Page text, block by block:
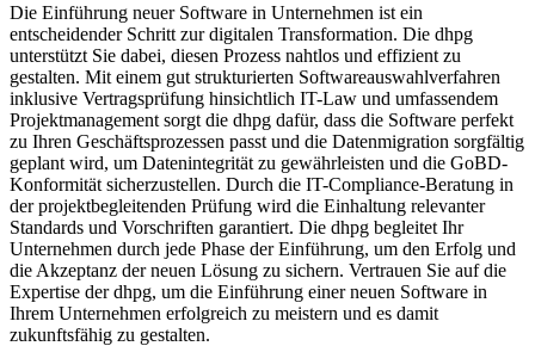
Die Einführung neuer Software in Unternehmen ist ein
entscheidender Schritt zur digitalen Transformation. Die dhpg
unterstützt Sie dabei, diesen Prozess nahtlos und effizient zu
gestalten. Mit einem gut strukturierten Softwareauswahlverfahren
inklusive Vertragsprüfung hinsichtlich IT-Law und umfassendem
Projektmanagement sorgt die dhpg dafür, dass die Software perfekt
zu Ihren Geschäftsprozessen passt und die Datenmigration sorgfältig
geplant wird, um Datenintegrität zu gewährleisten und die GoBD-
Konformität sicherzustellen. Durch die IT-Compliance-Beratung in
der projektbegleitenden Prüfung wird die Einhaltung relevanter
Standards und Vorschriften garantiert. Die dhpg begleitet Ihr
Unternehmen durch jede Phase der Einführung, um den Erfolg und
die Akzeptanz der neuen Lösung zu sichern. Vertrauen Sie auf die
Expertise der dhpg, um die Einführung einer neuen Software in
Ihrem Unternehmen erfolgreich zu meistern und es damit
zukunftsfähig zu gestalten.